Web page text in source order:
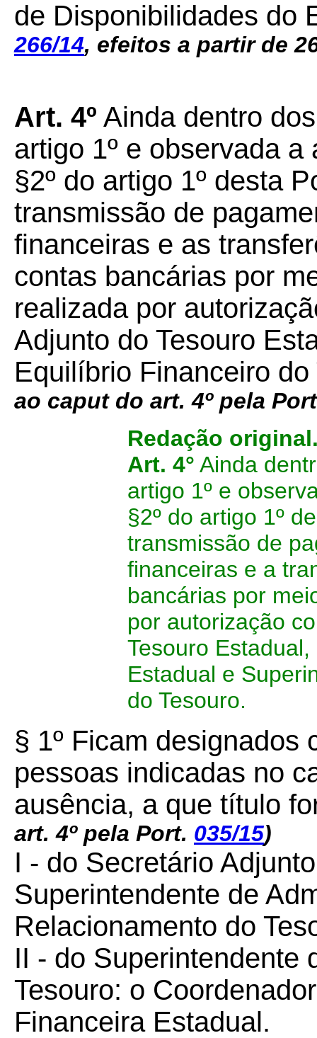
de Disponibilidades do
266/14, efeitos a partir de
Art. 4º Ainda dentro
artigo 1º e observada
§2º do artigo 1º desta
transmissão de
financeiras e as
contas bancárias por
realizada por
Adjunto do Tesouro
Equilíbrio Financeiro
ao caput do art. 4º pela
Redação
Art. 4° Ainda
artigo 1º e
§2º do artigo 1º
transmissão de
financeiras e a
bancárias por
por autorização
Tesouro
Estadual e
do Tesouro.
§ 1º Ficam designados
pessoas indicadas no
ausência, a que título
art. 4º pela Port. 035/15)
I - do Secretário
Superintendente de
Relacionamento do
II - do Superintendente
Tesouro: o
Financeira Estadual.